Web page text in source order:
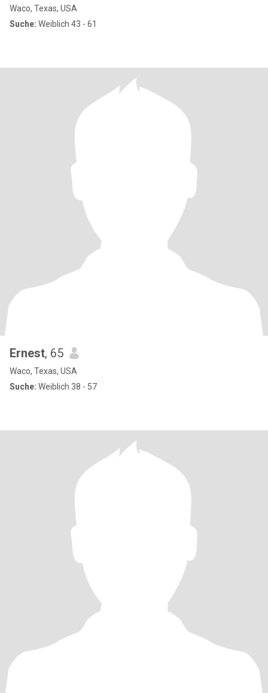
Waco, Texas, USA
Suche: Weiblich 43 - 61
Ernest, 65
Waco, Texas, USA
Suche: Weiblich 38 - 57